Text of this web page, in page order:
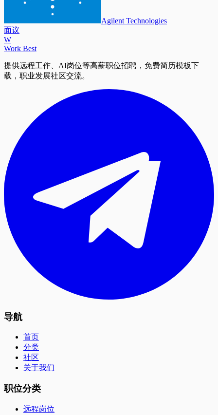
Agilent Technologies
面议
W
Work Best
提供远程工作、AI岗位等高薪职位招聘，免费简历模板下
载，职业发展社区交流。
导航
首页
分类
社区
关于我们
职位分类
远程岗位